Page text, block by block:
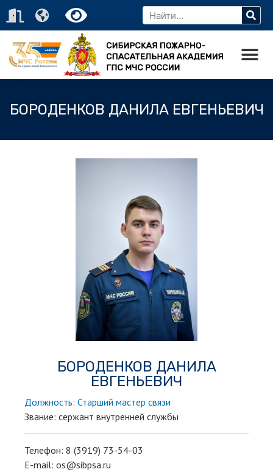
БОРОДЕНКОВ ДАНИЛА ЕВГЕНЬЕВИЧ
БОРОДЕНКОВ ДАНИЛА
ЕВГЕНЬЕВИЧ
Должность: Старший мастер связи
Звание: сержант внутренней службы
Телефон: 8 (3919) 73-54-03
E-mail: os@sibpsa.ru